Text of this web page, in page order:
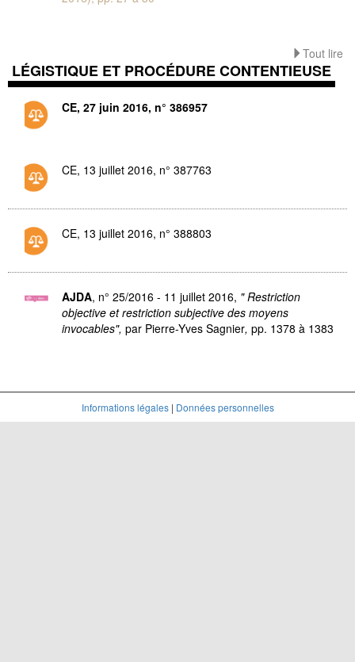
Tout lire
LÉGISTIQUE ET PROCÉDURE CONTENTIEUSE
CE, 27 juin 2016, n° 386957
CE, 13 juillet 2016, n° 387763
CE, 13 juillet 2016, n° 388803
AJDA, n° 25/2016 - 11 juillet 2016, " Restriction
objective et restriction subjective des moyens
invocables", par Pierre-Yves Sagnier, pp. 1378 à 1383
Informations légales| Données personnelles